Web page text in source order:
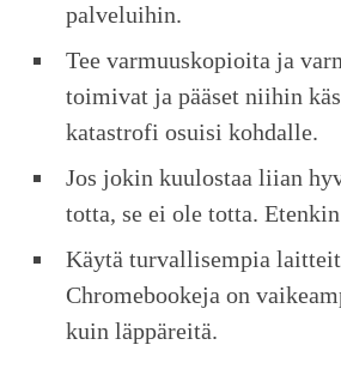
palveluihin.
Tee varmuuskopioita ja
toimivat ja pääset niihin
katastrofi osuisi kohdalle.
Jos jokin kuulostaa liian
totta, se ei ole totta.
Käytä turvallisempia
Chromebookeja on
kuin läppäreitä.